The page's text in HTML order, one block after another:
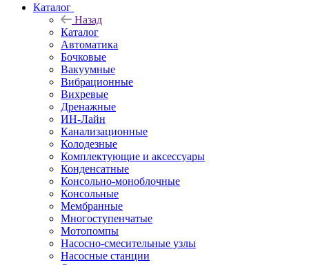
Каталог
Назад
Каталог
Автоматика
Бочковые
Вакуумные
Вибрационные
Вихревые
Дренажные
ИН-Лайн
Канализационные
Колодезные
Комплектующие и аксессуары
Конденсатные
Консольно-моноблочные
Консольные
Мембранные
Многоступенчатые
Мотопомпы
Насосно-смесительные узлы
Насосные станции